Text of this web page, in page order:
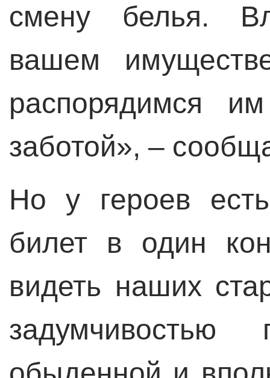
смену белья.
вашем
распорядимся
заботой», –
Но у героев
билет в один
видеть наших
задумчивостью